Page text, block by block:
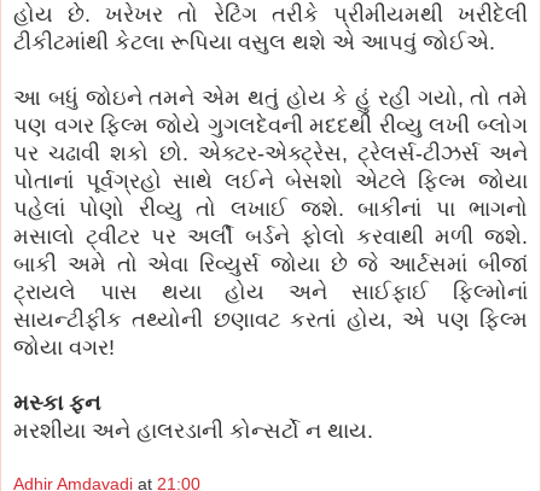
હોય છે. ખરેખર તો રેટિંગ તરીકે પ્રીમીયમથી ખરીદેલી
ટીકીટમાંથી કેટલા રૂપિયા વસુલ થશે એ આપવું જોઈએ.
આ બધું જોઇને તમને એમ થતું હોય કે હું રહી ગયો, તો તમે
પણ વગર ફિલ્મ જોયે ગુગલદેવની મદદથી રીવ્યુ લખી બ્લોગ
પર ચઢાવી શકો છો. એક્ટર-એક્ટ્રેસ, ટ્રેલર્સ-ટીઝર્સ અને
પોતાનાં પૂર્વગ્રહો સાથે લઈને બેસશો એટલે ફિલ્મ જોયા
પહેલાં પોણો રીવ્યુ તો લખાઈ જશે. બાકીનાં પા ભાગનો
મસાલો ટ્વીટર પર અર્લી બર્ડને ફોલો કરવાથી મળી જશે.
બાકી અમે તો એવા રિવ્યુર્સ જોયા છે જે આર્ટસમાં બીજાં
ટ્રાયલે પાસ થયા હોય અને સાઈફાઈ ફિલ્મોનાં
સાયન્ટીફીક તથ્યોની છણાવટ કરતાં હોય, એ પણ ફિલ્મ
જોયા વગર!
મસ્કા ફન
મરશીયા અને હાલરડાની કોન્સર્ટો ન થાય.
Adhir Amdavadi at 21:00